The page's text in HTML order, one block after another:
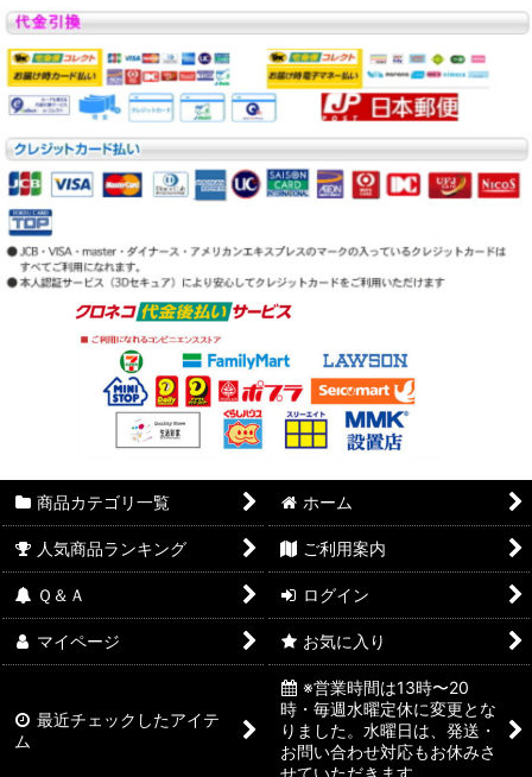
商品カテゴリ一覧 ホーム
人気商品ランキング ご利用案内
Ｑ＆Ａ ログイン
マイページ お気に入り
最近チェックしたアイテ
ム
※営業時間は13時〜20
時・毎週水曜定休に変更とな
りました。水曜日は、発送・
お問い合わせ対応もお休みさ
せていただきます。